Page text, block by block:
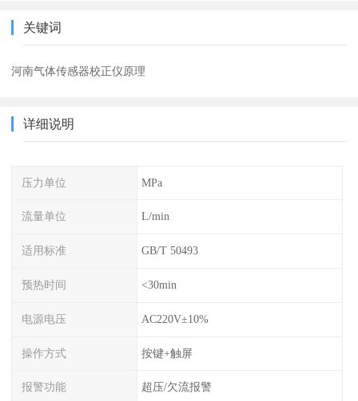
关键词
河南气体传感器校正仪原理
详细说明
压力单位 MPa
流量单位 L/min
适用标准 GB/T 50493
预热时间 <30min
电源电压 AC220V±10%
操作方式 按键+触屏
报警功能 超压/欠流报警